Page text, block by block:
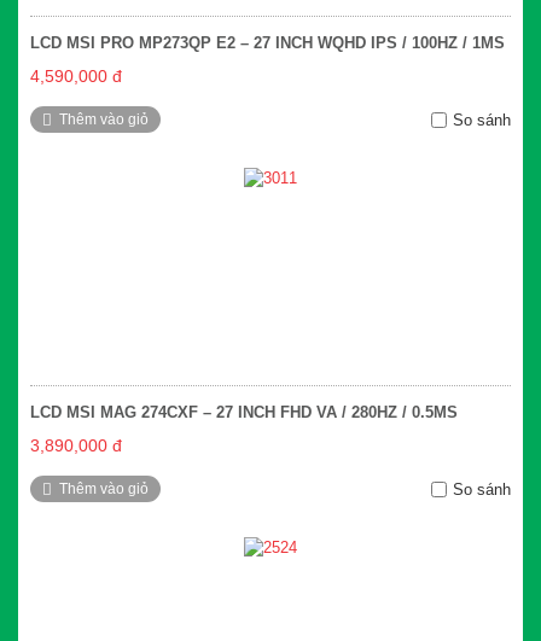
LCD MSI PRO MP273QP E2 – 27 INCH WQHD IPS / 100HZ / 1MS
4,590,000 đ
Thêm vào giỏ So sánh
LCD MSI MAG 274CXF – 27 INCH FHD VA / 280HZ / 0.5MS
3,890,000 đ
Thêm vào giỏ So sánh